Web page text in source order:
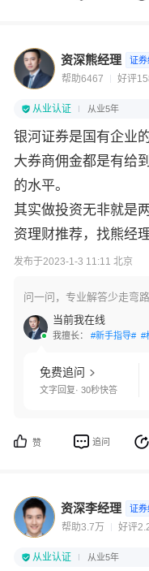
资深熊经理 证券
帮助6467 好评
从业认证 从业5年
银河证券是国有企业
大券商佣金都是有给
的水平。
其实做投资无非就是
资理财推荐，找熊经
发布于2023-1-3 11:11 北京
问一问，专业解答少走弯路
当前我在线
我擅长： #新手指导# #
免费追问
文字回复· 30秒快答
赞 追问
资深李经理 证券
帮助3.7万 好评
从业认证 从业5年